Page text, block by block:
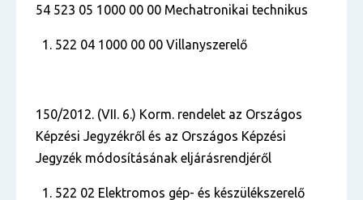
54 523 05 1000 00 00 Mechatronikai technikus
522 04 1000 00 00 Villanyszerelő
150/2012. (VII. 6.) Korm. rendelet az Országos
Képzési Jegyzékről és az Országos Képzési
Jegyzék módosításának eljárásrendjéről
522 02 Elektromos gép- és készülékszerelő